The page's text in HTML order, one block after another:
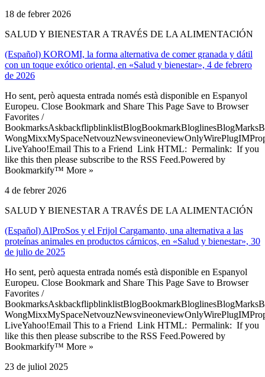
18 de febrer 2026
SALUD Y BIENESTAR A TRAVÉS DE LA ALIMENTACIÓN
(Español) KOROMI, la forma alternativa de comer granada y dátil
con un toque exótico oriental, en «Salud y bienestar», 4 de febrero
de 2026
Ho sent, però aquesta entrada només està disponible en Espanyol
Europeu. Close Bookmark and Share This Page Save to Browser
Favorites /
LiveYahoo!Email This to a Friend Link HTML: Permalink: If you
like this then please subscribe to the RSS Feed.Powered by
Bookmarkify™ More »
4 de febrer 2026
SALUD Y BIENESTAR A TRAVÉS DE LA ALIMENTACIÓN
(Español) AlProSos y el Frijol Cargamanto, una alternativa a las
proteínas animales en productos cárnicos, en «Salud y bienestar», 30
de julio de 2025
Ho sent, però aquesta entrada només està disponible en Espanyol
Europeu. Close Bookmark and Share This Page Save to Browser
Favorites /
LiveYahoo!Email This to a Friend Link HTML: Permalink: If you
like this then please subscribe to the RSS Feed.Powered by
Bookmarkify™ More »
23 de juliol 2025